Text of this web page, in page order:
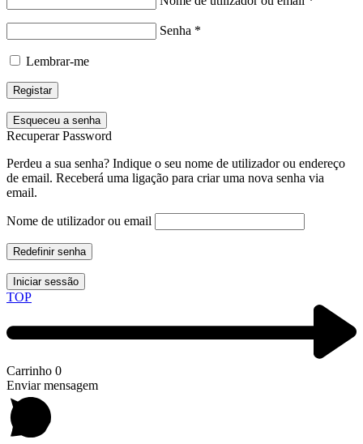
Senha *
Lembrar-me
Registar
Esqueceu a senha
Recuperar Password
Perdeu a sua senha? Indique o seu nome de utilizador ou endereço
de email. Receberá uma ligação para criar uma nova senha via
email.
Nome de utilizador ou email
Redefinir senha
Iniciar sessão
TOP
Carrinho 0
Enviar mensagem